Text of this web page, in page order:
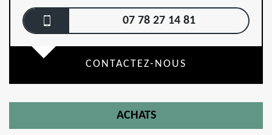
07 78 27 14 81
CONTACTEZ-NOUS
ACHATS